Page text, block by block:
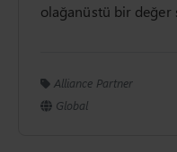
olağanüstü bir değer
Alliance Partner
Global